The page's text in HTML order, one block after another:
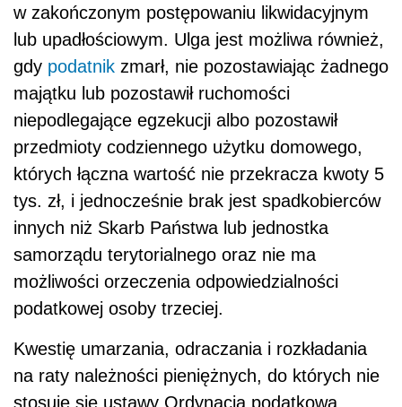
w zakończonym postępowaniu likwidacyjnym
lub upadłościowym. Ulga jest możliwa również,
gdy podatnik zmarł, nie pozostawiając żadnego
majątku lub pozostawił ruchomości
niepodlegające egzekucji albo pozostawił
przedmioty codziennego użytku domowego,
których łączna wartość nie przekracza kwoty 5
tys. zł, i jednocześnie brak jest spadkobierców
innych niż Skarb Państwa lub jednostka
samorządu terytorialnego oraz nie ma
możliwości orzeczenia odpowiedzialności
podatkowej osoby trzeciej.
Kwestię umarzania, odraczania i rozkładania
na raty należności pieniężnych, do których nie
stosuje się ustawy Ordynacja podatkowa,